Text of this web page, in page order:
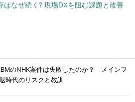
はなぜ続く? 現場DXを阻む課題と改善
のNHK案件は失敗したのか？ メインフ
時代のリスクと教訓